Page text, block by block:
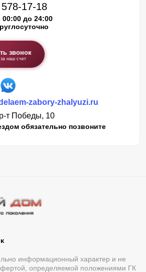
17-18
00:00 до 24:00
звонок
наш счет
zabory-zhalyuzi.ru
т Победы, 10
обязательно позвоните
информационный характер и не
определяемой положениями ГК